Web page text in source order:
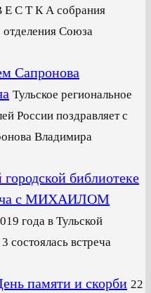
С Т К А собрания
отделения Союза
Сапронова
Тульское региональное
России поздравляет с
Владимира
библиотеке
с МИХАИЛОМ
года в Тульской
состоялась встреча
памяти и скорби 22